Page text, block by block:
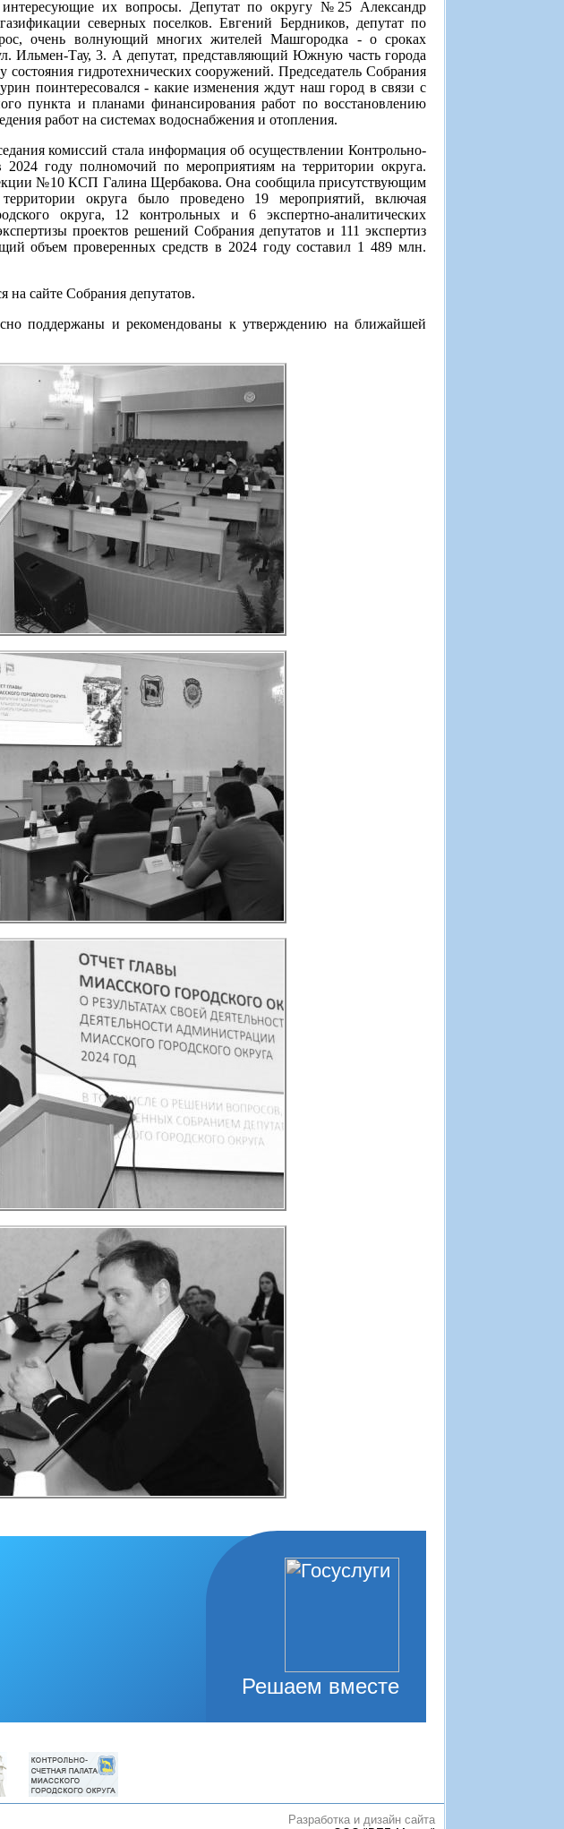
интересующие их вопросы. Депутат по округу №25 Александр
северных поселков. Евгений Бердников, депутат по
очень волнующий многих жителей Машгородка - о сроках
Ильмен-Тау, 3. А депутат, представляющий Южную часть города
гидротехнических сооружений. Председатель Собрания
поинтересовался - какие изменения ждут наш город в связи с
пункта и планами финансирования работ по восстановлению
работ на системах водоснабжения и отопления.
комиссий стала информация об осуществлении Контрольно-
2024 году полномочий по мероприятиям на территории округа.
№10 КСП Галина Щербакова. Она сообщила присутствующим
округа было проведено 19 мероприятий, включая
округа, 12 контрольных и 6 экспертно-аналитических
проектов решений Собрания депутатов и 111 экспертиз
объем проверенных средств в 2024 году составил 1 489 млн.
на сайте Собрания депутатов.
поддержаны и рекомендованы к утверждению на ближайшей
Решаем вместе
Разработка и дизайн сайта